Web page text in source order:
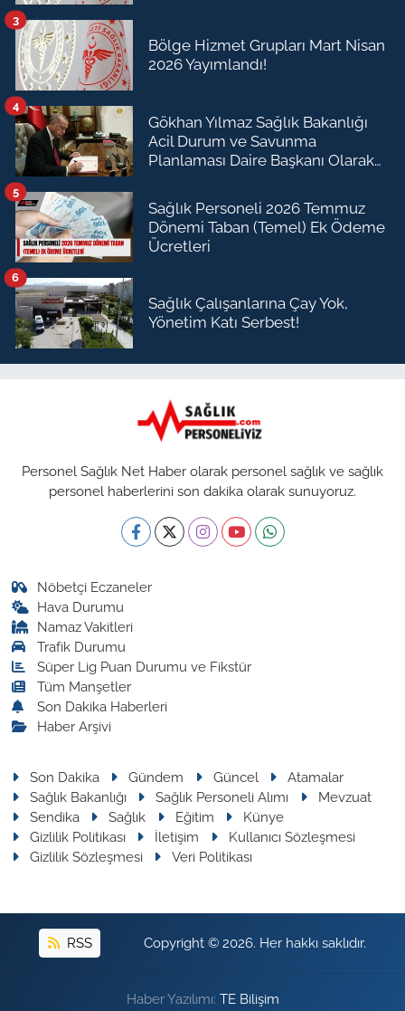
Bölge Hizmet Grupları Mart Nisan
2026 Yayımlandı!
3
Gökhan Yılmaz Sağlık Bakanlığı
Acil Durum ve Savunma
Planlaması Daire Başkanı Olarak
4
Sağlık Personeli 2026 Temmuz
Dönemi Taban (Temel) Ek Ödeme
Ücretleri
5
Sağlık Çalışanlarına Çay Yok,
Yönetim Katı Serbest!
6
Personel Sağlık Net Haber olarak personel sağlık ve sağlık
personel haberlerini son dakika olarak sunuyoruz.
Nöbetçi Eczaneler
Hava Durumu
Namaz Vakitleri
Trafik Durumu
Süper Lig Puan Durumu ve Fikstür
Tüm Manşetler
Son Dakika Haberleri
Haber Arşivi
Son Dakika Gündem Güncel
Atamalar
Sağlık Bakanlığı
Sağlık Personeli Alımı
Mevzuat
Sendika
Sağlık Eğitim
Künye
Gizlilik Politikası
İletişim
Kullanıcı Sözleşmesi
Gizlilik Sözleşmesi
Veri Politikası
RSS Copyright © 2026. Her hakkı saklıdır.
Haber Yazılımı: TE Bilişim